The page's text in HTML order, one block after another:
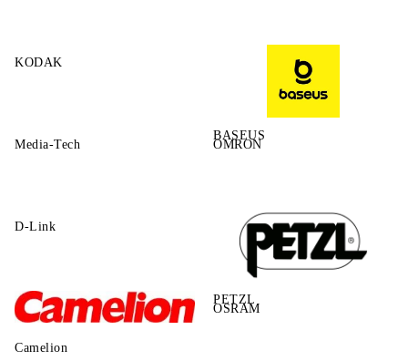
KODAK
BASEUS
Media-Tech OMRON
D-Link
PETZL
Camelion
OSRAM